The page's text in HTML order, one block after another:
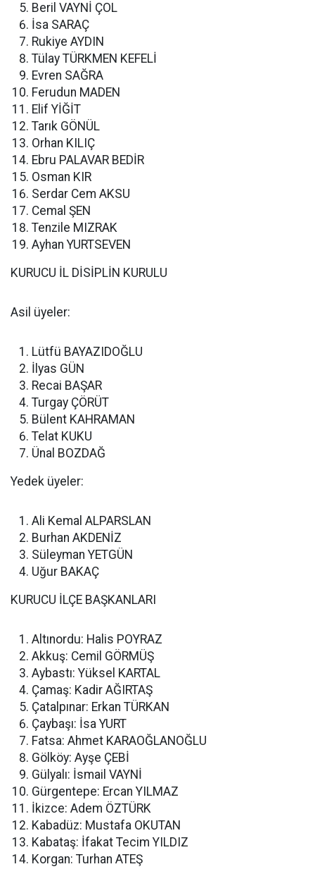
Beril VAYNİ ÇOL
İsa SARAÇ
Rukiye AYDIN
Tülay TÜRKMEN KEFELİ
Evren SAĞRA
Ferudun MADEN
Elif YİĞİT
Tarık GÖNÜL
Orhan KILIÇ
Ebru PALAVAR BEDİR
Osman KIR
Serdar Cem AKSU
Cemal ŞEN
Tenzile MIZRAK
Ayhan YURTSEVEN
KURUCU İL DİSİPLİN KURULU
Asil üyeler:
Lütfü BAYAZIDOĞLU
İlyas GÜN
Recai BAŞAR
Turgay ÇÖRÜT
Bülent KAHRAMAN
Telat KUKU
Ünal BOZDAĞ
Yedek üyeler:
Ali Kemal ALPARSLAN
Burhan AKDENİZ
Süleyman YETGÜN
Uğur BAKAÇ
KURUCU İLÇE BAŞKANLARI
Altınordu: Halis POYRAZ
Akkuş: Cemil GÖRMÜŞ
Aybastı: Yüksel KARTAL
Çamaş: Kadir AĞIRTAŞ
Çatalpınar: Erkan TÜRKAN
Çaybaşı: İsa YURT
Fatsa: Ahmet KARAOĞLANOĞLU
Gölköy: Ayşe ÇEBİ
Gülyalı: İsmail VAYNİ
Gürgentepe: Ercan YILMAZ
İkizce: Adem ÖZTÜRK
Kabadüz: Mustafa OKUTAN
Kabataş: İfakat Tecim YILDIZ
Korgan: Turhan ATEŞ